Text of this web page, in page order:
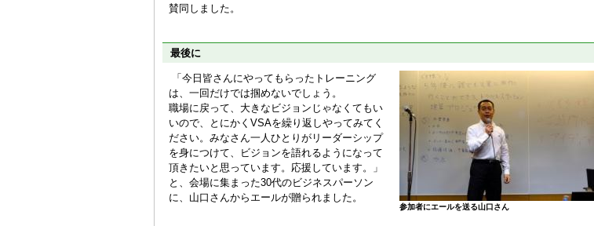
賛同しました。
最後に
参加者にエールを送る山口さん
「今日皆さんにやってもらったトレーニング
は、一回だけでは掴めないでしょう。
職場に戻って、大きなビジョンじゃなくてもい
いので、とにかくVSAを繰り返しやってみてく
ださい。みなさん一人ひとりがリーダーシップ
を身につけて、ビジョンを語れるようになって
頂きたいと思っています。応援しています。」
と、会場に集まった30代のビジネスパーソン
に、山口さんからエールが贈られました。